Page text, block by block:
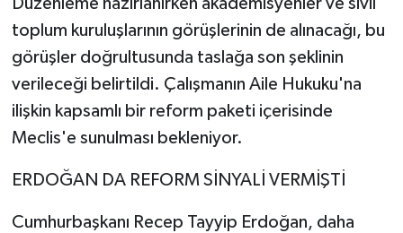
Düzenleme hazırlanırken akademisyenler ve sivil
toplum kuruluşlarının görüşlerinin de alınacağı, bu
görüşler doğrultusunda taslağa son şeklinin
verileceği belirtildi. Çalışmanın Aile Hukuku'na
ilişkin kapsamlı bir reform paketi içerisinde
Meclis'e sunulması bekleniyor.
ERDOĞAN DA REFORM SİNYALİ VERMİŞTİ
Cumhurbaşkanı Recep Tayyip Erdoğan, daha